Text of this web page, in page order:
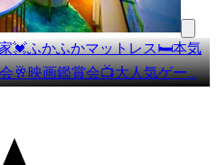
💓ふかふかマットレス🛏️本気
🥂映画鑑賞会📺大人気ゲー…